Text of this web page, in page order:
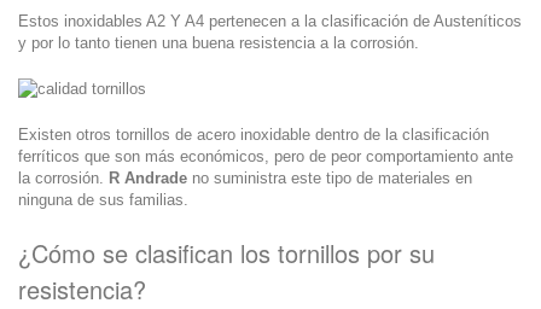
Estos inoxidables A2 Y A4 pertenecen a la clasificación de Austeníticos
y por lo tanto tienen una buena resistencia a la corrosión.
Existen otros tornillos de acero inoxidable dentro de la clasificación
ferríticos que son más económicos, pero de peor comportamiento ante
la corrosión. R Andrade no suministra este tipo de materiales en
ninguna de sus familias.
¿Cómo se clasifican los tornillos por su
resistencia?